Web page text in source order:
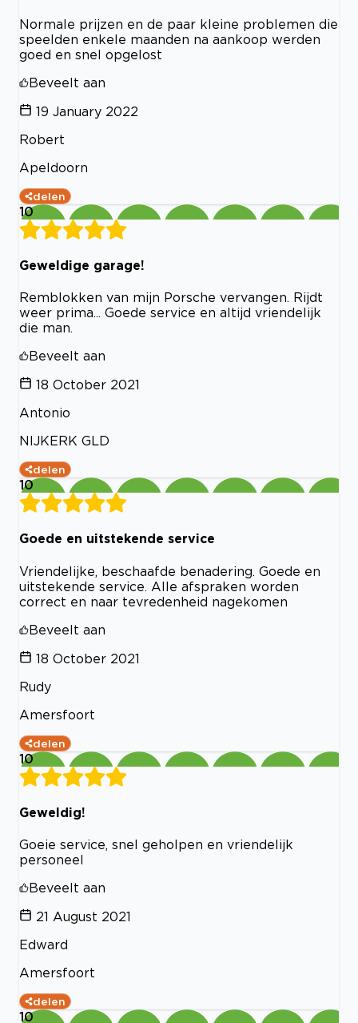
Normale prijzen en de paar kleine problemen die
speelden enkele maanden na aankoop werden
goed en snel opgelost
Beveelt aan
19 January 2022
Robert
Apeldoorn
delen
10
Geweldige garage!
Remblokken van mijn Porsche vervangen. Rijdt
weer prima... Goede service en altijd vriendelijk
die man.
Beveelt aan
18 October 2021
Antonio
NIJKERK GLD
delen
10
Goede en uitstekende service
Vriendelijke, beschaafde benadering. Goede en
uitstekende service. Alle afspraken worden
correct en naar tevredenheid nagekomen
Beveelt aan
18 October 2021
Rudy
Amersfoort
delen
10
Geweldig!
Goeie service, snel geholpen en vriendelijk
personeel
Beveelt aan
21 August 2021
Edward
Amersfoort
delen
10